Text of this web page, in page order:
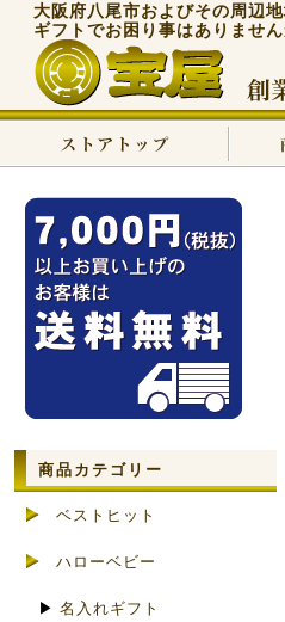
大阪府八尾市およびその周辺
ギフトでお困り事はありません
商品カテゴリー
ベストヒット
ハローベビー
▶ 名入れギフト